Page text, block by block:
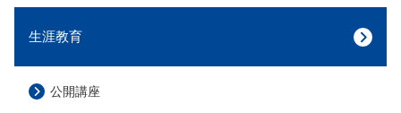
生涯教育
公開講座